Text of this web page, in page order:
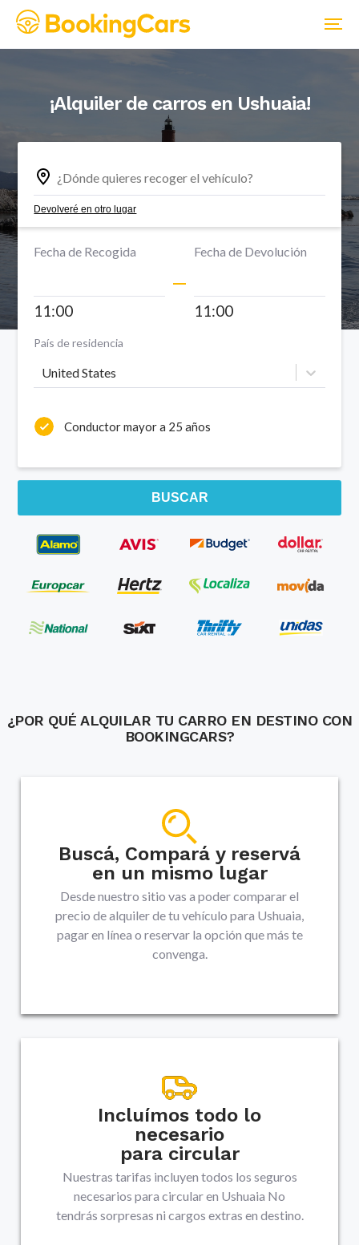
¡Alquiler de carros en Ushuaia!
Devolveré en otro lugar
Fecha de Recogida
11:00
Fecha de Devolución
11:00
País de residencia
United States
Conductor mayor a 25 años
BUSCAR
¿POR QUÉ ALQUILAR TU CARRO EN DESTINO CON
BOOKINGCARS?
Buscá, Compará y reservá
en un mismo lugar
Desde nuestro sitio vas a poder comparar el
precio de alquiler de tu vehículo para Ushuaia,
pagar en línea o reservar la opción que más te
convenga.
Incluímos todo lo
necesario
para circular
Nuestras tarifas incluyen todos los seguros
necesarios para circular en Ushuaia No
tendrás sorpresas ni cargos extras en destino.